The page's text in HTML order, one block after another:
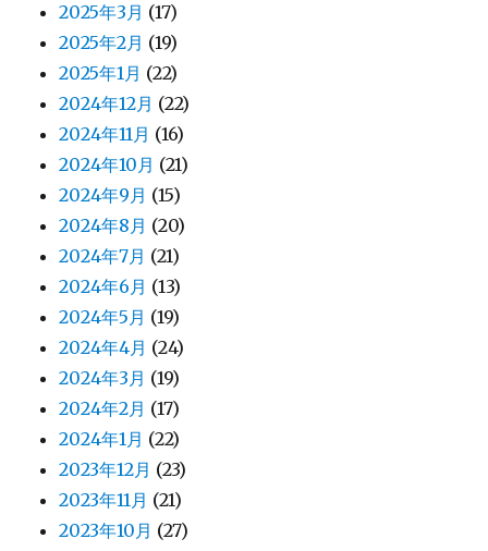
2025年3月 (17)
2025年2月 (19)
2025年1月 (22)
2024年12月 (22)
2024年11月 (16)
2024年10月 (21)
2024年9月 (15)
2024年8月 (20)
2024年7月 (21)
2024年6月 (13)
2024年5月 (19)
2024年4月 (24)
2024年3月 (19)
2024年2月 (17)
2024年1月 (22)
2023年12月 (23)
2023年11月 (21)
2023年10月 (27)